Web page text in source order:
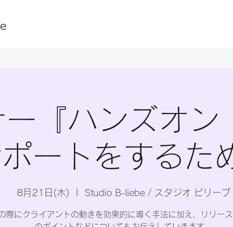
ー『ハンズオン
ートをするた
8月21日(木) Studio B-liebe / スタジオ ビリーブ
際にクライアントの動きを効果的に導く手法に加え、リリー